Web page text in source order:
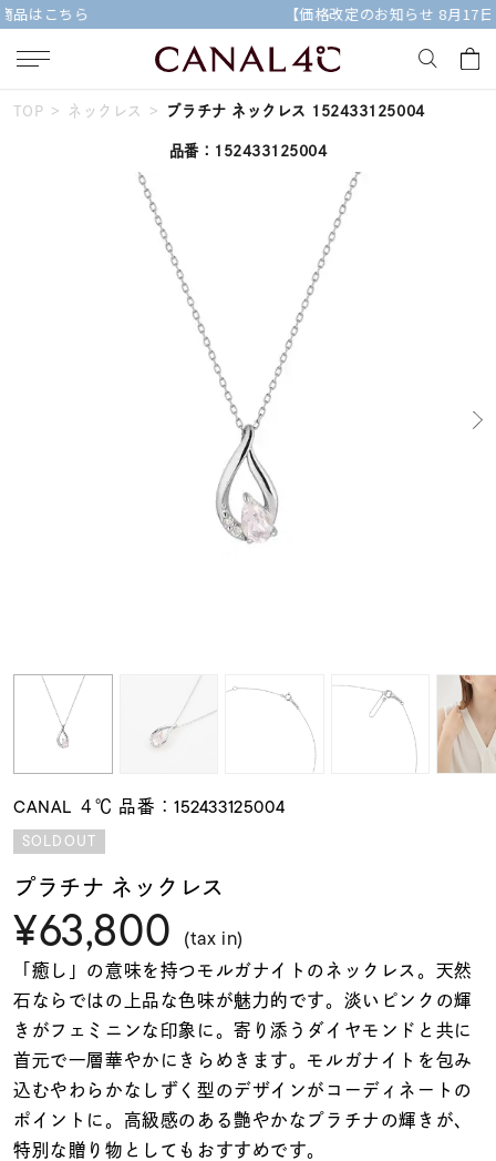
【価格改定のお知らせ 8月17日(月)より 】
キーワードで検索する
人気検索キーワード
#ダイヤモンド ネックレス
#エタニティ
誕生石
石の色
ファッションテイス
ト
着用シーン
コレクション
レディース
TOP ネックレス プラチナ ネックレス 152433125004
品番：152433125004
CANAL ４℃ 品番：152433125004
SOLDOUT
プラチナ ネックレス
¥63,800 (tax in)
「癒し」の意味を持つモルガナイトのネックレス。天然
石ならではの上品な色味が魅力的です。淡いピンクの輝
きがフェミニンな印象に。寄り添うダイヤモンドと共に
首元で一層華やかにきらめきます。モルガナイトを包み
込むやわらかなしずく型のデザインがコーディネートの
ポイントに。高級感のある艶やかなプラチナの輝きが、
特別な贈り物としてもおすすめです。